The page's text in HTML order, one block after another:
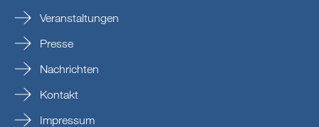
Veranstaltungen
Presse
Nachrichten
Kontakt
Impressum